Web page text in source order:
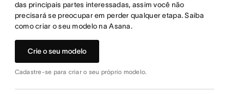
das principais partes interessadas, assim você não
precisará se preocupar em perder qualquer etapa. Saiba
como criar o seu modelo na Asana.
Crie o seu modelo
Cadastre-se para criar o seu próprio modelo.